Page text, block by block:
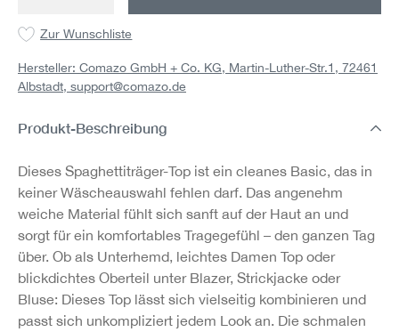
Zur Wunschliste
Hersteller: Comazo GmbH + Co. KG, Martin-Luther-Str.1, 72461
Albstadt, support@comazo.de
Produkt-Beschreibung
Dieses Spaghettiträger-Top ist ein cleanes Basic, das in
keiner Wäscheauswahl fehlen darf. Das angenehm
weiche Material fühlt sich sanft auf der Haut an und
sorgt für ein komfortables Tragegefühl – den ganzen Tag
über. Ob als Unterhemd, leichtes Damen Top oder
blickdichtes Oberteil unter Blazer, Strickjacke oder
Bluse: Dieses Top lässt sich vielseitig kombinieren und
passt sich unkompliziert jedem Look an. Die schmalen